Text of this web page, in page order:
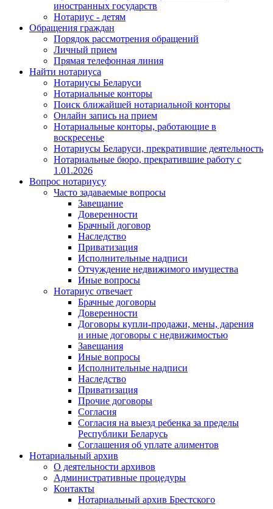
иностранных государств
Нотариус - детям
Обращения граждан
Порядок рассмотрения обращений
Личный прием
Прямая телефонная линия
Найти нотариуса
Нотариусы Беларуси
Нотариальные конторы
Поиск ближайшей нотариальной конторы
Онлайн запись на прием
Нотариальные конторы, работающие в
воскресенье
Нотариусы Беларуси, прекратившие деятельность
Нотариальные бюро, прекратившие работу с
1.01.2026
Вопрос нотариусу
Часто задаваемые вопросы
Завещание
Доверенности
Брачный договор
Наследство
Приватизация
Исполнительные надписи
Отчуждение недвижимого имущества
Иные вопросы
Нотариус отвечает
Брачные договоры
Доверенности
Договоры купли-продажи, мены, дарения
и иные договоры с недвижимостью
Завещания
Иные вопросы
Исполнительные надписи
Наследство
Приватизация
Прочие договоры
Согласия
Согласия на выезд ребенка за пределы
Республики Беларусь
Соглашения об уплате алиментов
Нотариальный архив
О деятельности архивов
Административные процедуры
Контакты
Нотариальный архив Брестского